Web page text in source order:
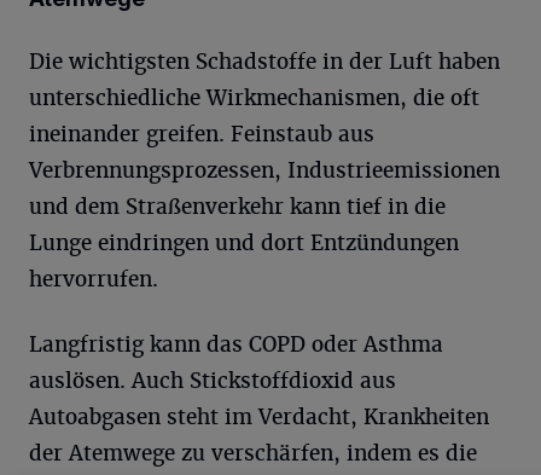
Die wichtigsten Schadstoffe in der Luft haben
unterschiedliche Wirkmechanismen, die oft
ineinander greifen. Feinstaub aus
Verbrennungsprozessen, Industrieemissionen
und dem Straßenverkehr kann tief in die
Lunge eindringen und dort Entzündungen
hervorrufen.
Langfristig kann das COPD oder Asthma
auslösen. Auch Stickstoffdioxid aus
Autoabgasen steht im Verdacht, Krankheiten
der Atemwege zu verschärfen, indem es die